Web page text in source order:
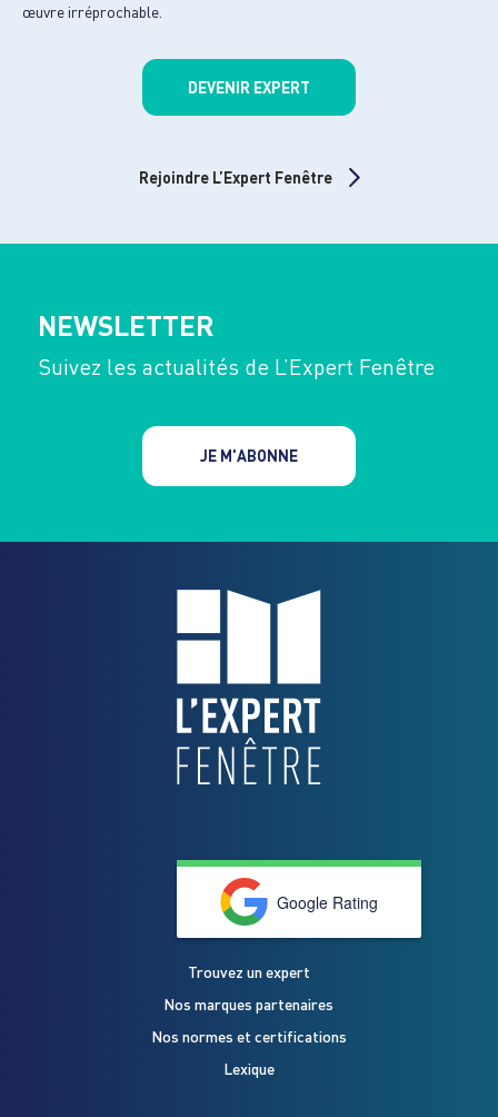
œuvre irréprochable.
DEVENIR EXPERT
Rejoindre L’Expert Fenêtre
NEWSLETTER
Suivez les actualités de L’Expert Fenêtre
JE M'ABONNE
Google Rating
Trouvez un expert
Nos marques partenaires
Nos normes et certifications
Lexique